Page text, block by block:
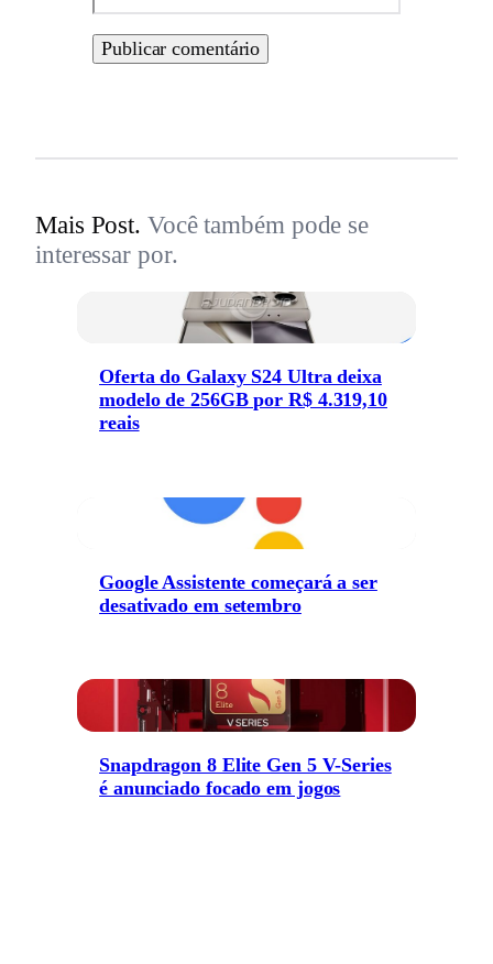
Mais Post. Você também pode se
interessar por.
Oferta do Galaxy S24 Ultra deixa
modelo de 256GB por R$ 4.319,10
reais
Google Assistente começará a ser
desativado em setembro
Snapdragon 8 Elite Gen 5 V-Series
é anunciado focado em jogos